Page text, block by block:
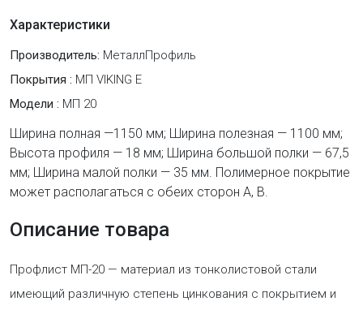
Характеристики
Производитель: МеталлПрофиль
Покрытия : МП VIKING E
Модели : МП 20
Ширина полная —1150 мм; Ширина полезная — 1100 мм;
Высота профиля — 18 мм; Ширина большой полки — 67,5
мм; Ширина малой полки — 35 мм. Полимерное покрытие
может располагаться с обеих сторон А, В.
Описание товара
Профлист МП-20 — материал из тонколистовой стали
имеющий различную степень цинкования с покрытием и